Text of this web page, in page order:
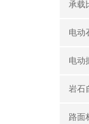
承载
电动
电动
岩石
路面